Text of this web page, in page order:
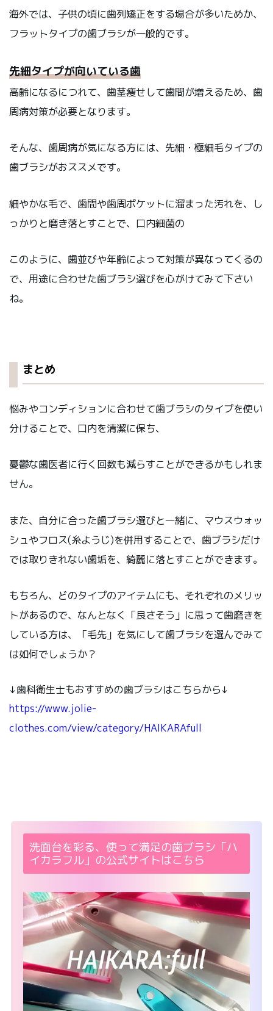
海外では、子供の頃に歯列矯正をする場合が多いためか、
フラットタイプの歯ブラシが一般的です。
先細タイプが向いている歯
高齢になるにつれて、歯茎痩せして歯間が増えるため、歯
周病対策が必要となります。
そんな、歯周病が気になる方には、先細・極細毛タイプの
歯ブラシがおススメです。
細やかな毛で、歯間や歯周ポケットに溜まった汚れを、し
っかりと磨き落とすことで、口内細菌の
このように、歯並びや年齢によって対策が異なってくるの
で、用途に合わせた歯ブラシ選びを心がけてみて下さい
ね。
まとめ
悩みやコンディションに合わせて歯ブラシのタイプを使い
分けることで、口内を清潔に保ち、
憂鬱な歯医者に行く回数も減らすことができるかもしれま
せん。
また、自分に合った歯ブラシ選びと一緒に、 マウスウォッ
シュやフロス(糸ようじ)を併用することで、 歯ブラシだけ
では取りきれない歯垢を、綺麗に落とすことができます。
もちろん、どのタイプのアイテムにも、それぞれのメリッ
トがあるので、なんとなく「良さそう」に思って歯磨きを
している方は、「毛先」を気にして歯ブラシを選んでみて
は如何でしょうか？
↓歯科衛生士もおすすめの歯ブラシはこちらから↓
https://www.jolie-
clothes.com/view/category/HAIKARAfull
洗面台を彩る、使って満足の歯ブラシ「ハ
イカラフル」の公式サイトはこちら